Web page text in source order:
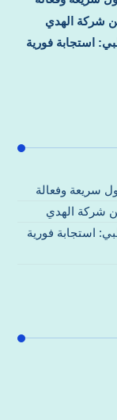
من شركة الهدي
استجابة فورية
سريعة وفعالة
شركة الهدي
استجابة فورية